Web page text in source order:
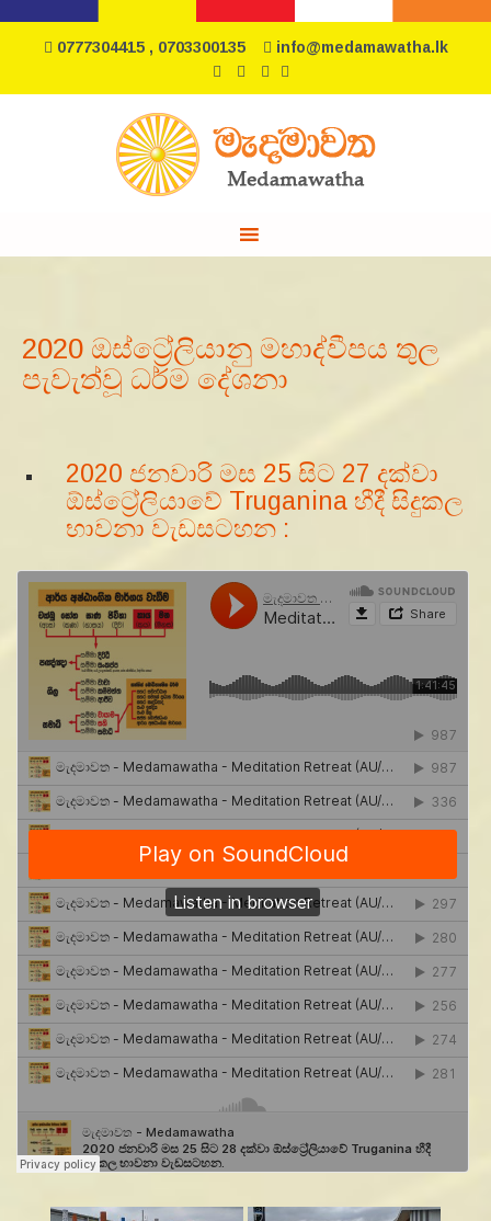
0777304415 , 0703300135 info@medamawatha.lk
2020 ඔස්ට්‍රේලියානු මහාද්වීපය තුල
පැවැත්වූ ධර්ම දේශනා
2020 ජනවාරි මස 25 සිට 27 දක්වා
ඕස්ට්‍රේලියාවේ Truganina හීදී සිදුකල
භාවනා වැඩසටහන :